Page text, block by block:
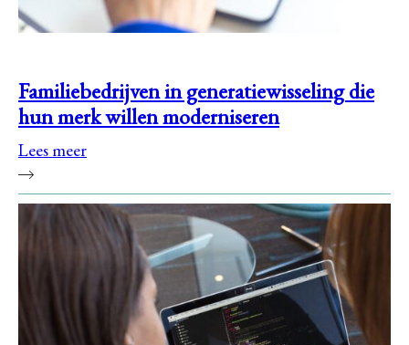
Familiebedrijven in generatiewisseling die
hun merk willen moderniseren
Lees meer